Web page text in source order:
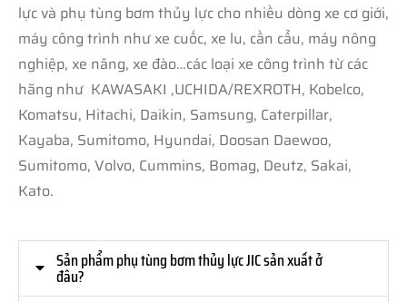
lực và phụ tùng bơm thủy lực cho nhiều dòng xe cơ giới,
máy công trình như xe cuốc, xe lu, cần cẩu, máy nông
nghiệp, xe nâng, xe đào…các loại xe công trình từ các
hãng như KAWASAKI ,UCHIDA/REXROTH, Kobelco,
Komatsu, Hitachi, Daikin, Samsung, Caterpillar,
Kayaba, Sumitomo, Hyundai, Doosan Daewoo,
Sumitomo, Volvo, Cummins, Bomag, Deutz, Sakai,
Kato.
Sản phẩm phụ tùng bơm thủy lực JIC sản xuất ở
đâu?